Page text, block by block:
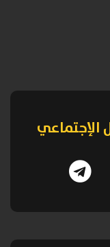
الإجتماعي